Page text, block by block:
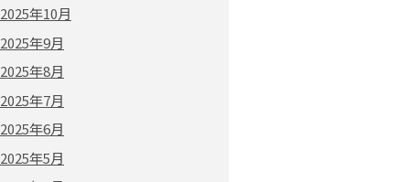
2025年10月
2025年9月
2025年8月
2025年7月
2025年6月
2025年5月